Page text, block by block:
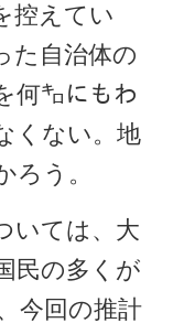
控えてい
た自治体の
何㌔にもわ
くない。地
ろう。
いては、大
民の多くが
今回の推計